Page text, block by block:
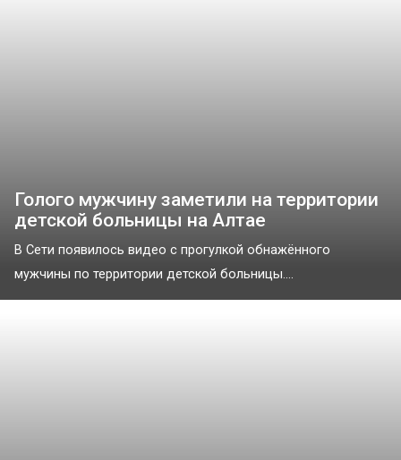
Голого мужчину заметили на территории
детской больницы на Алтае
В Сети появилось видео с прогулкой обнажённого
мужчины по территории детской больницы....